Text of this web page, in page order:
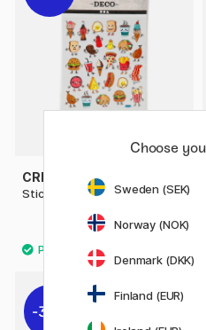
CREATIV COMPANY
Stickers Snacktime 1 ark
18 KR
25 KR
30%
Choose
Sweden (SEK)
Norway (NOK)
Denmark (DKK)
Finland (EUR)